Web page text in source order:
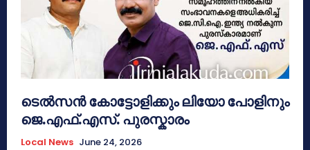
ടെൽസൻ കോട്ടോളിക്കും ലിയോ പോളിനും
ജെ.എഫ്.എസ്. പുരസ്കാരം
Local News June 24, 2026